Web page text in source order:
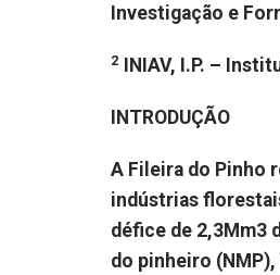
Investigação e
2 INIAV, I.P. –
INTRODUÇÃO
A Fileira do Pinho
indústrias
défice de 2,3Mm3
do pinheiro